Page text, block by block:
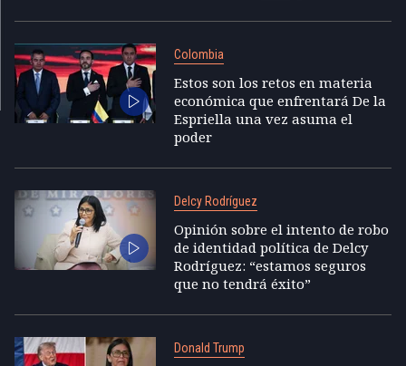
Colombia
Estos son los retos en materia
económica que enfrentará De la
Espriella una vez asuma el
poder
Delcy Rodríguez
Opinión sobre el intento de robo
de identidad política de Delcy
Rodríguez: “estamos seguros
que no tendrá éxito”
Donald Trump